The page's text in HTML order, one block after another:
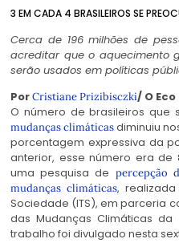
3 EM CADA 4 BRASILEIROS SE
Cerca de 196 milhões de
acreditar que o aquecimento
serão usados em políticas
PorCristiane Prizibisczki/ O Eco
O número de brasileiros que
mudanças climáticasdiminuiu
porcentagem expressiva da
anterior, esse número era de
uma pesquisa de percepção
mudanças climáticas,
Sociedade (ITS), em parceria
das Mudanças Climáticas da
trabalho foi divulgado nesta